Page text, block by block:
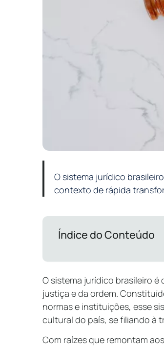
O sistema jurídico
contexto de rápida
Índice do Conteúdo
O sistema jurídico brasileiro é
justiça e da ordem.
normas e instituições, esse
cultural do país, se filiando à
Com raízes que remontam